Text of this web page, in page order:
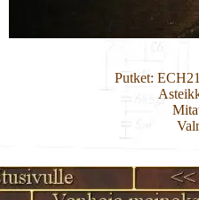
Putket: